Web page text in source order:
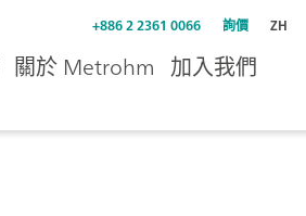
+886 2 2361 0066 詢價 ZH
關於 Metrohm 加入我們